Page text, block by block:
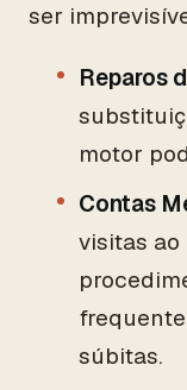
ser
Reparos
motor
Contas
visitas
súbitas.